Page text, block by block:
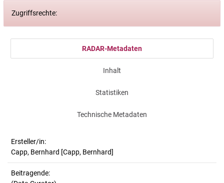
Zugriffsrechte:
RADAR-Metadaten
Inhalt
Statistiken
Technische Metadaten
Ersteller/in:
Capp, Bernhard [Capp, Bernhard]
Beitragende: